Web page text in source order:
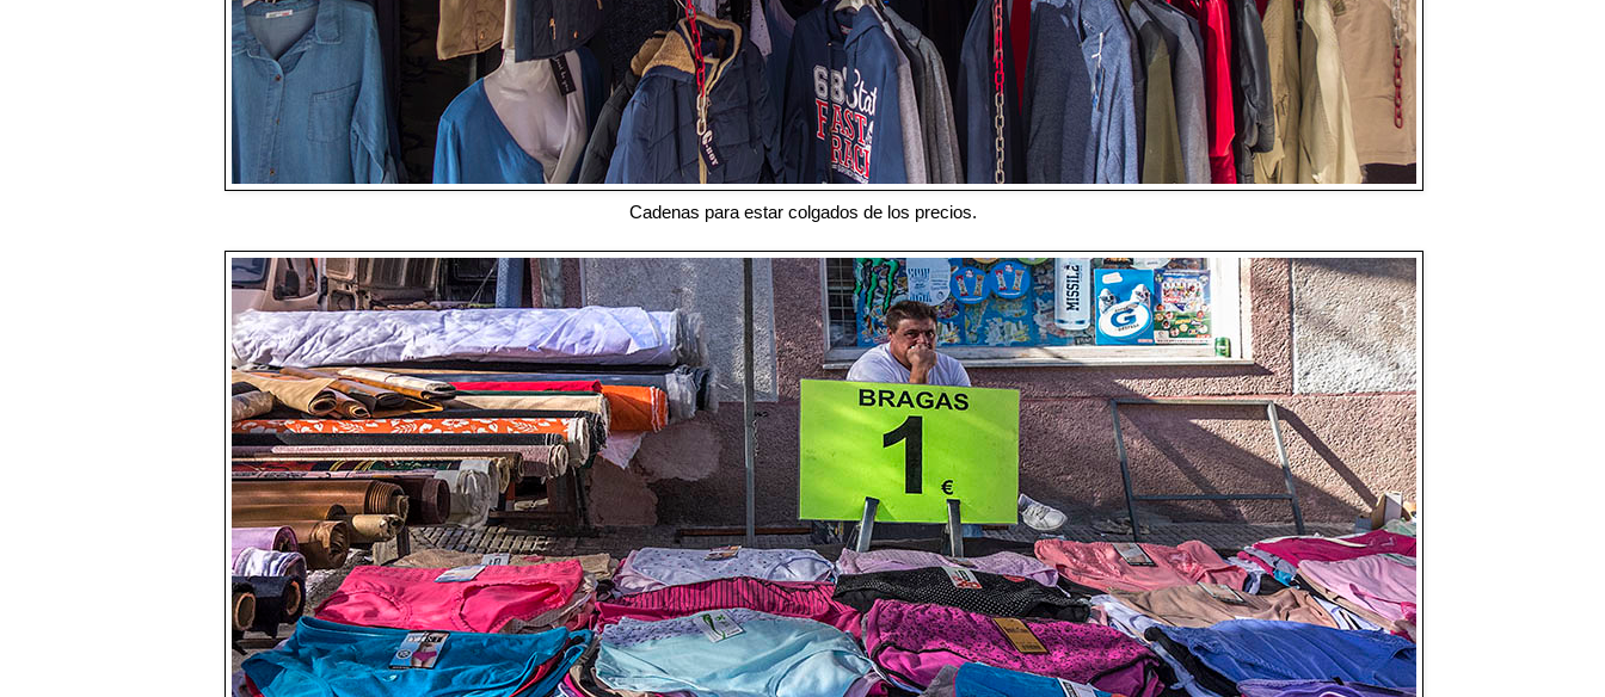
Cadenas para estar colgados de los precios.